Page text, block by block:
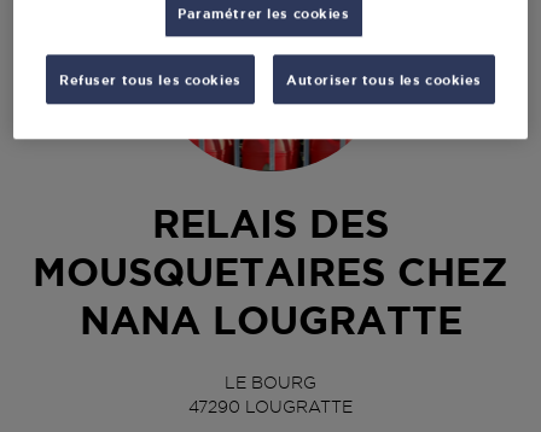
RELAIS DES
MOUSQUETAIRES CHEZ
NANA LOUGRATTE
LE BOURG
47290 LOUGRATTE
Paramétrer les cookies
Refuser tous les cookies Autoriser tous les cookies